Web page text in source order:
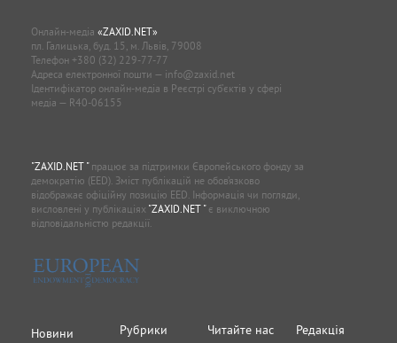
Онлайн-медіа «ZAXID.NET»
пл. Галицька, буд. 15, м. Львів, 79008
Телефон +380 (32) 229-77-77
Адреса електронної пошти — info@zaxid.net
Ідентифікатор онлайн-медіа в Реєстрі суб'єктів у сфері
медіа — R40-06155
"ZAXID.NET "працює за підтримки Європейського фонду за
демократію (EED). Зміст публікацій не обов’язково
відображає офіційну позицію EED. Інформація чи погляди,
висловлені у публікаціях "ZAXID.NET "є виключною
відповідальністю редакції.
Новини
Рубрики Читайте нас Редакція